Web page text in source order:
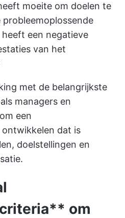
moeite om doelen te
een negatieve
van het
met de belangrijkste
managers en
een
dat is
doelstellingen en
om